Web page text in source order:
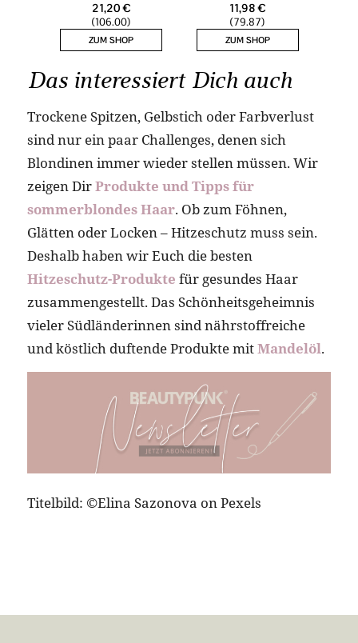
Das interessiert Dich auch
Trockene Spitzen, Gelbstich oder Farbverlust
sind nur ein paar Challenges, denen sich
Blondinen immer wieder stellen müssen. Wir
zeigen DirProdukte und Tipps für
sommerblondes Haar. Ob zum Föhnen,
Glätten oder Locken – Hitzeschutz muss sein.
Deshalb haben wir Euch die besten
Hitzeschutz-Produkte für gesundes Haar
zusammengestellt. Das Schönheitsgeheimnis
vieler Südländerinnen sind nährstoffreiche
und köstlich duftende Produkte mitMandelöl.
Titelbild: ©Elina Sazonova on Pexels